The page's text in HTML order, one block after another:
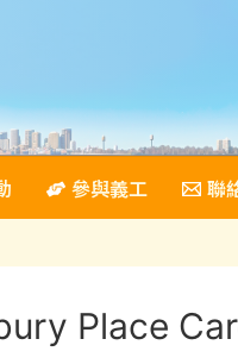
參與義工 聯
Place